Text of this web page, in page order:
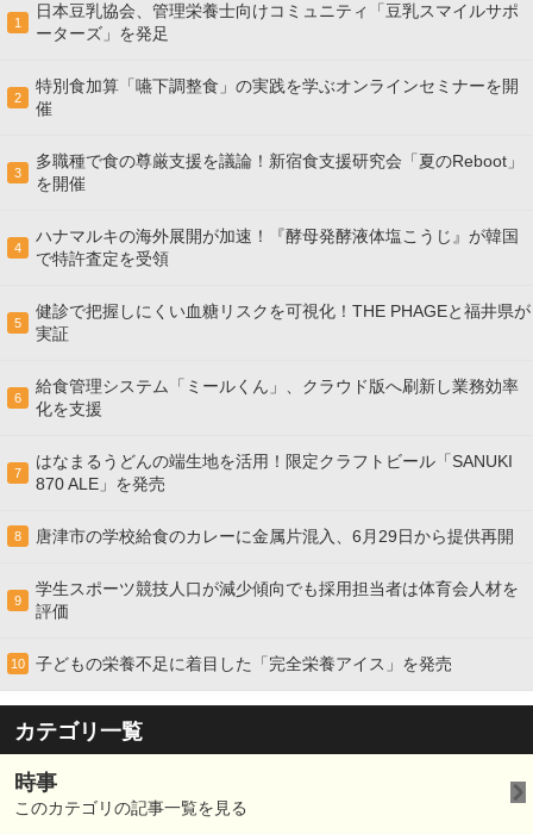
1
日本豆乳協会、管理栄養士向けコミュニティ「豆乳スマイルサポ
ーターズ」を発足
2
特別食加算「嚥下調整食」の実践を学ぶオンラインセミナーを開
催
3
多職種で食の尊厳支援を議論！新宿食支援研究会「夏のReboot」
を開催
4
ハナマルキの海外展開が加速！『酵母発酵液体塩こうじ』が韓国
で特許査定を受領
5
健診で把握しにくい血糖リスクを可視化！THE PHAGEと福井県が
実証
6
給食管理システム「ミールくん」、クラウド版へ刷新し業務効率
化を支援
7
はなまるうどんの端生地を活用！限定クラフトビール「SANUKI
870 ALE」を発売
8 唐津市の学校給食のカレーに金属片混入、6月29日から提供再開
9
学生スポーツ競技人口が減少傾向でも採用担当者は体育会人材を
評価
10 子どもの栄養不足に着目した「完全栄養アイス」を発売
カテゴリ一覧
時事
このカテゴリの記事一覧を見る